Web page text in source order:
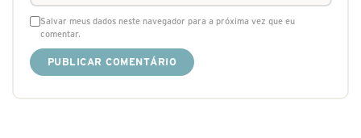
Salvar meus dados neste navegador para a próxima vez que eu
comentar.